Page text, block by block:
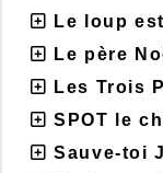
Le loup
Le père
Les Trois
SPOT le
Sauve-toi